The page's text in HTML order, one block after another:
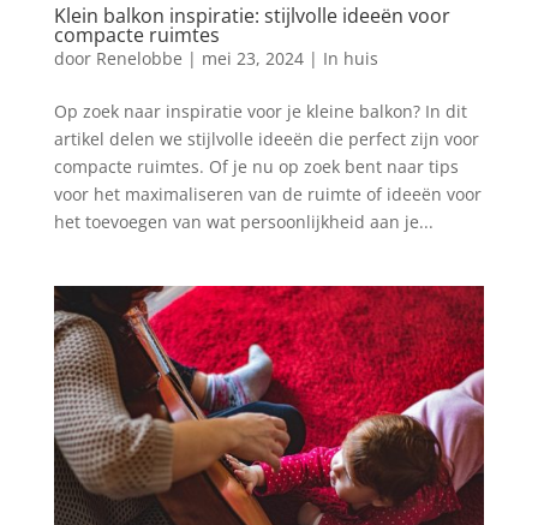
Klein balkon inspiratie: stijlvolle ideeën voor
compacte ruimtes
door Renelobbe | mei 23, 2024| In huis
Op zoek naar inspiratie voor je kleine balkon? In dit
artikel delen we stijlvolle ideeën die perfect zijn voor
compacte ruimtes. Of je nu op zoek bent naar tips
voor het maximaliseren ​van de ruimte of ideeën voor
het toevoegen van wat persoonlijkheid aan je...